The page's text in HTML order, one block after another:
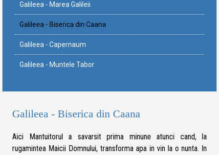
Galileea - Marea Galileii
Galileea - Biserica din Caana
Galileea - Capernaum
Galileea - Muntele Tabor
Galileea - Biserica din Caana
Aici Mantuitorul a savarsit prima minune atunci cand, la
rugamintea Maicii Domnului, transforma apa in vin la o nunta. In